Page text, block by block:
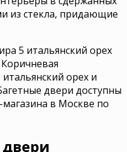
из стекла, придающие
5 итальянский орех
орех и
двери доступны
в Москве по